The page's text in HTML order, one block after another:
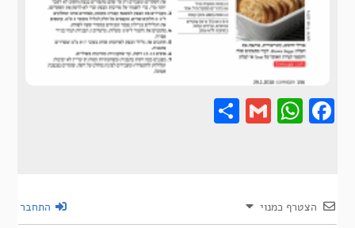
Gmail
Share
הצטרף כמנוי התחבר